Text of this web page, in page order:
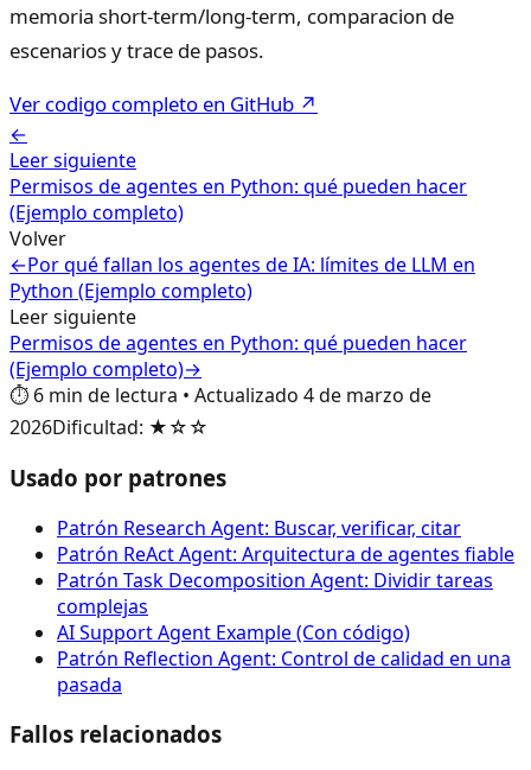
memoria short-term/long-term, comparacion de
escenarios y trace de pasos.
Ver codigo completo en GitHub ↗
←
Leer siguiente
Permisos de agentes en Python: qué pueden hacer
(Ejemplo completo)
Volver
←Por qué fallan los agentes de IA: límites de LLM en
Python (Ejemplo completo)
Leer siguiente
Permisos de agentes en Python: qué pueden hacer
(Ejemplo completo)→
⏱️ 6 min de lectura • Actualizado 4 de marzo de
2026Dificultad: ★☆☆
Usado por patrones
Patrón Research Agent: Buscar, verificar, citar
Patrón ReAct Agent: Arquitectura de agentes fiable
Patrón Task Decomposition Agent: Dividir tareas
complejas
AI Support Agent Example (Con código)
Patrón Reflection Agent: Control de calidad en una
pasada
Fallos relacionados